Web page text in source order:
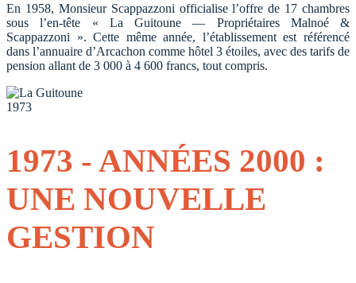
En 1958, Monsieur Scappazzoni officialise l’offre de 17 chambres
sous l’en-tête « La Guitoune — Propriétaires Malnoé &
Scappazzoni ». Cette même année, l’établissement est référencé
dans l’annuaire d’Arcachon comme hôtel 3 étoiles, avec des tarifs de
pension allant de 3 000 à 4 600 francs, tout compris.
1973
1973 - ANNÉES 2000 :
UNE NOUVELLE
GESTION